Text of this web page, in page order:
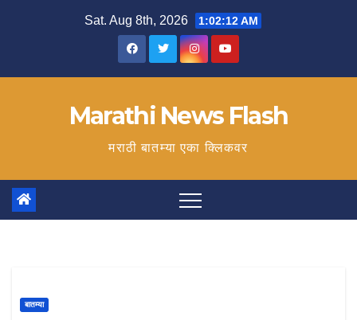
Sat. Aug 8th, 2026 1:02:13 AM
Marathi News Flash
मराठी बातम्या एका क्लिकवर
बातम्या